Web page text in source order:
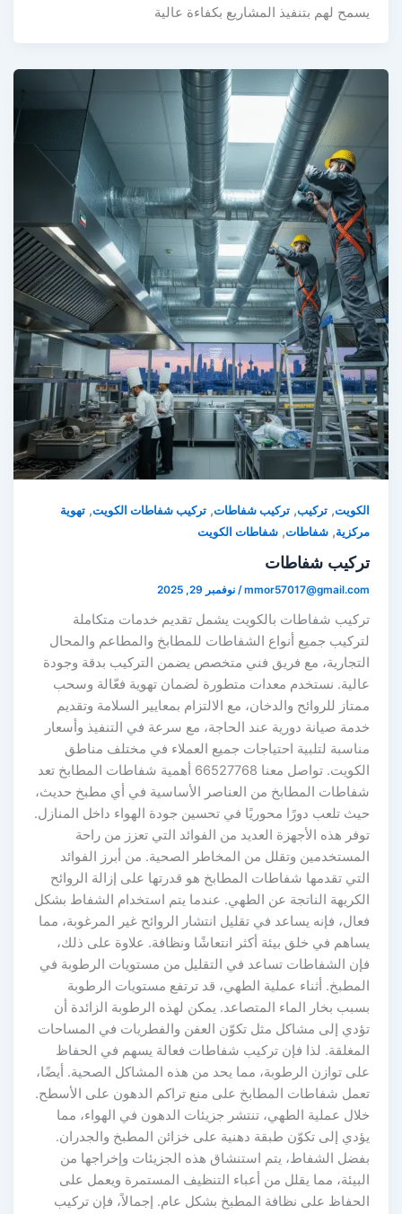
لهم بتنفيذ المشاريع بكفاءة عالية
,تركيب ,تركيب شفاطات,تركيب شفاطات الكويت,تهوية
,شفاطات,شفاطات الكويت
شفاطات
/نوفمبر 29, 2025
شفاطات بالكويت يشمل تقديم خدمات متكاملة
جميع أنواع الشفاطات للمطابخ والمطاعم والمحال
مع فريق فني متخصص يضمن التركيب بدقة وجودة
نستخدم معدات متطورة لضمان تهوية فعّالة وسحب
للروائح والدخان، مع الالتزام بمعايير السلامة وتقديم
صيانة دورية عند الحاجة، مع سرعة في التنفيذ وأسعار
لتلبية احتياجات جميع العملاء في مختلف مناطق
الكويت. تواصل معنا 66527768 أهمية شفاطات المطابخ تعد
المطابخ من العناصر الأساسية في أي مطبخ حديث،
تلعب دورًا محوريًا في تحسين جودة الهواء داخل المنازل.
هذه الأجهزة العديد من الفوائد التي تعزز من راحة
وتقلل من المخاطر الصحية. من أبرز الفوائد
تقدمها شفاطات المطابخ هو قدرتها على إزالة الروائح
الناتجة عن الطهي. عندما يتم استخدام الشفاط بشكل
فإنه يساعد في تقليل انتشار الروائح غير المرغوبة، مما
في خلق بيئة أكثر انتعاشًا ونظافة. علاوة على ذلك،
الشفاطات تساعد في التقليل من مستويات الرطوبة في
أثناء عملية الطهي، قد ترتفع مستويات الرطوبة
بخار الماء المتصاعد. يمكن لهذه الرطوبة الزائدة أن
إلى مشاكل مثل تكوّن العفن والفطريات في المساحات
لذا فإن تركيب شفاطات فعالة يسهم في الحفاظ
توازن الرطوبة، مما يحد من هذه المشاكل الصحية. أيضًا،
شفاطات المطابخ على منع تراكم الدهون على الأسطح.
عملية الطهي، تنتشر جزيئات الدهون في الهواء، مما
إلى تكوّن طبقة دهنية على خزائن المطبخ والجدران.
الشفاط، يتم استنشاق هذه الجزيئات وإخراجها من
مما يقلل من أعباء التنظيف المستمرة ويعمل على
على نظافة المطبخ بشكل عام. إجمالاً، فإن تركيب